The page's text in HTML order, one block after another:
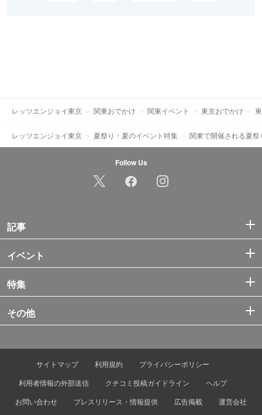
レッツエンジョイ東京 関東おでかけ 関東イベント 東京おでかけ
レッツエンジョイ東京 夏祭り・夏のイベント特集 関東で開催される夏
Follow Us
記事
イベント
特集
その他
サイトマップ 利用規約
プライバシーポリシー
利用者情報の外部送信
クチコミ投稿ガイドライン
ヘルプ
お問い合わせ
プレスリリース・情報提供 広告掲載 運営会社